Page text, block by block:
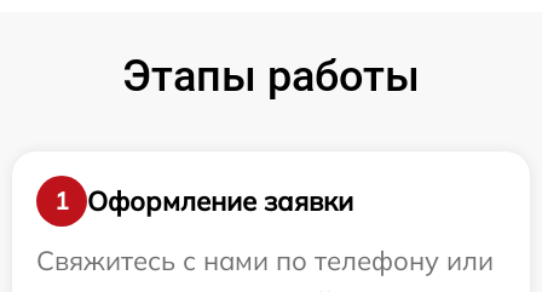
Этапы работы
1
Оформление заявки
Свяжитесь с нами по телефону или